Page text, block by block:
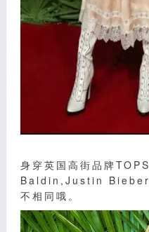
身穿英国高街品牌
Baldin,Justin Bieber
不相同哦。